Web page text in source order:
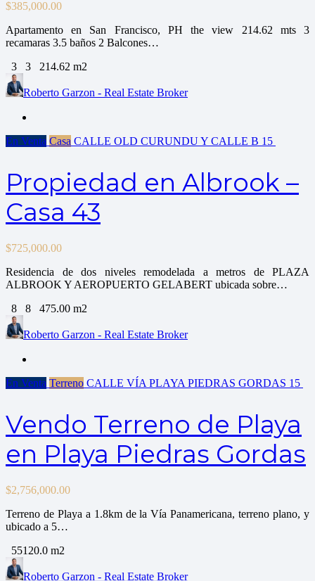
$385,000.00
Apartamento en San Francisco, PH the view 214.62 mts 3
recamaras 3.5 baños 2 Balcones…
3
3 214.62 m2
Roberto Garzon - Real Estate Broker
En Venta Casa CALLE OLD CURUNDU Y CALLE B 15
Propiedad en Albrook –
Casa 43
$725,000.00
Residencia de dos niveles remodelada a metros de PLAZA
ALBROOK Y AEROPUERTO GELABERT ubicada sobre…
8
8 475.00 m2
Roberto Garzon - Real Estate Broker
En Venta Terreno CALLE VÍA PLAYA PIEDRAS GORDAS 15
Vendo Terreno de Playa
en Playa Piedras Gordas
$2,756,000.00
Terreno de Playa a 1.8km de la Vía Panamericana, terreno plano, y
ubicado a 5…
55120.0 m2
Roberto Garzon - Real Estate Broker